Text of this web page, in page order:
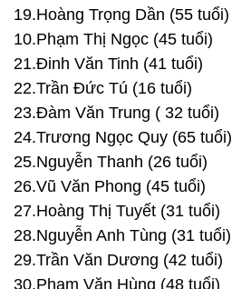
19.Hoàng Trọng Dần (55 tuổi)
10.Phạm Thị Ngọc (45 tuổi)
21.Đinh Văn Tinh (41 tuổi)
22.Trần Đức Tú (16 tuổi)
23.Đàm Văn Trung ( 32 tuổi)
24.Trương Ngọc Quy (65 tuổi)
25.Nguyễn Thanh (26 tuổi)
26.Vũ Văn Phong (45 tuổi)
27.Hoàng Thị Tuyết (31 tuổi)
28.Nguyễn Anh Tùng (31 tuổi)
29.Trần Văn Dương (42 tuổi)
30.Phạm Văn Hùng (48 tuổi)